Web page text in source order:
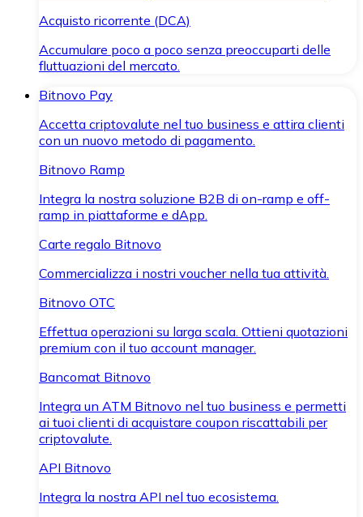
Acquisto ricorrente (DCA)
Accumulare poco a poco senza preoccuparti delle
fluttuazioni del mercato.
Bitnovo Pay
Accetta criptovalute nel tuo business e attira clienti
con un nuovo metodo di pagamento.
Bitnovo Ramp
Integra la nostra soluzione B2B di on-ramp e off-
ramp in piattaforme e dApp.
Carte regalo Bitnovo
Commercializza i nostri voucher nella tua attività.
Bitnovo OTC
Effettua operazioni su larga scala. Ottieni quotazioni
premium con il tuo account manager.
Bancomat Bitnovo
Integra un ATM Bitnovo nel tuo business e permetti
ai tuoi clienti di acquistare coupon riscattabili per
criptovalute.
API Bitnovo
Integra la nostra API nel tuo ecosistema.